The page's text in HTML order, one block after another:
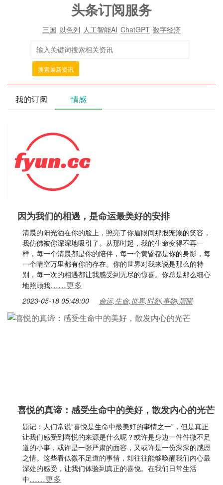
头条订阅服务
三国 以色列 人工智能AI ChatGPT 数字经济
搜索最新资讯
我的订阅 情感
因为我们的相遇，是命运最美好的安排
清晨的阳光洒在你的脸上，照亮了你眉眼间那股宠溺的笑容，
我仿佛被你深深地吸引了。从那时起，我的生命变得不再一
样，每一个清晨都是你的陪伴，每一个黄昏都是你的身影，每
一个晴空万里都有你的存在。你的世界对我来说是那么的特
别，每一次的相遇都让我感受到无尽的惊喜。你总是那么细心
地照顾我……更多
2023-05-18 05:48:00 命运,生命,世界,时刻,事物,眉眼
喜悦的真谛：感受生命中的美好，散发内心的光芒
题记：人们常说“喜悦是生命中最美好的事情之一”，但是真正
让我们感受到喜悦的来源是什么呢？或许是身边一件件微不足
道的小事，或许是一张严肃的面容，又或许是一份深深的感恩
之情。这些看似微不足道的事情，却往往能够唤醒我们内心最
深处的感受，让我们体验到真正的喜悦。在我们日常生活
中……更多